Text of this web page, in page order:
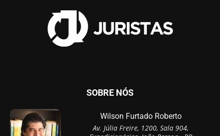
SOBRE NÓS
Wilson Furtado Roberto
Av. Júlia Freire, 1200, Sala 904,